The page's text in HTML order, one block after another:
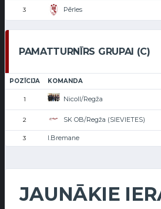
3 Pērles
PAMATTURNĪRS GRUPAI (C)
POZĪCIJA KOMANDA
1 Nicoll/Regža
2 SK OB/Regža (SIEVIETES)
3 I.Bremane
JAUNĀKIE